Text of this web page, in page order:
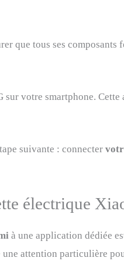
que tous ses
votre smartphone.
suivante : connecter
électrique
à une application dédiée
une attention particulière